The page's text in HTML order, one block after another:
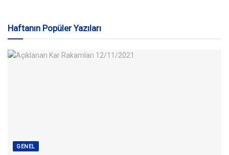
Haftanın Popüler Yazıları
GENEL